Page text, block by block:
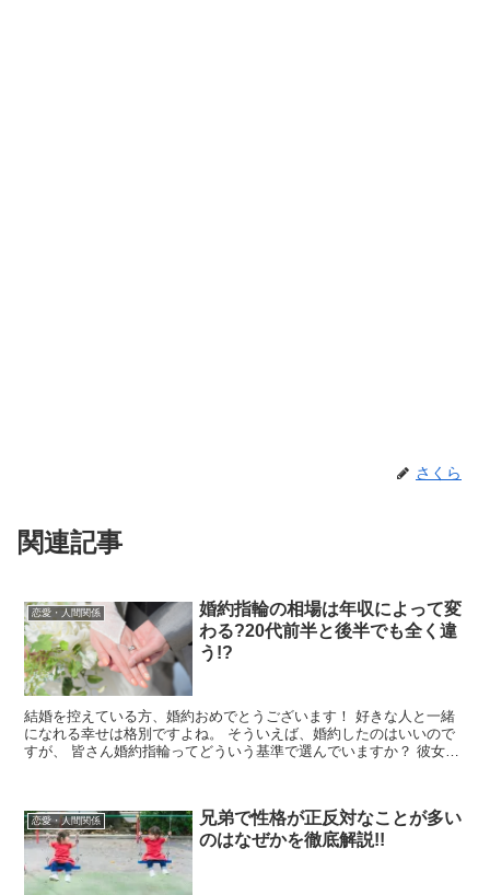
さくら
関連記事
恋愛・人間関係
婚約指輪の相場は年収によって変
わる?20代前半と後半でも全く違
う!?
結婚を控えている方、婚約おめでとうございます！ 好きな人と一緒
になれる幸せは格別ですよね。 そういえば、婚約したのはいいので
すが、 皆さん婚約指輪ってどういう基準で選んでいますか？ 彼女の
恋愛・人間関係
兄弟で性格が正反対なことが多い
のはなぜかを徹底解説!!